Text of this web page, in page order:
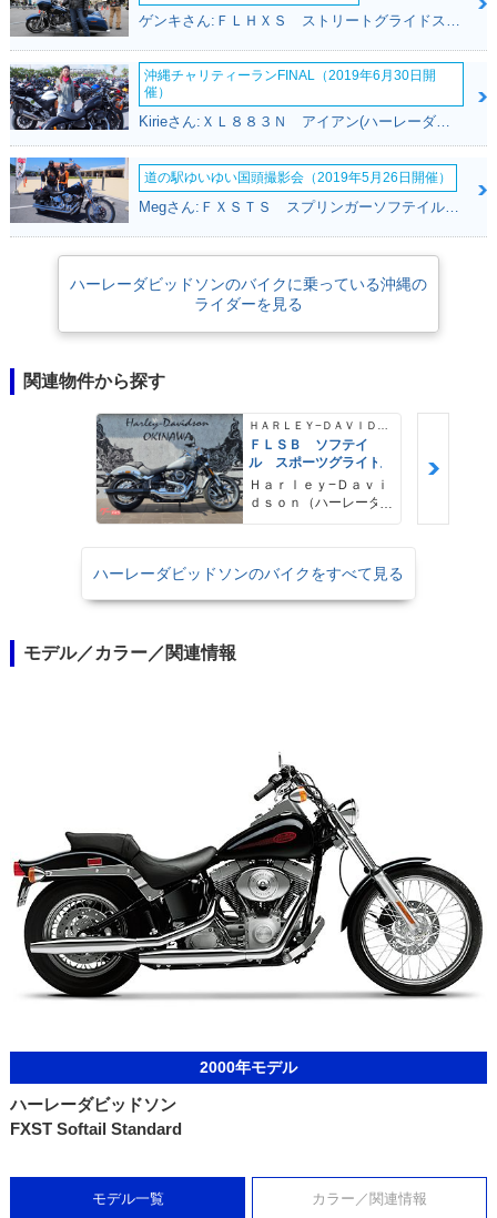
沖縄チャリティーランFINAL（2019年6月30日開
催）
Kirieさん:ＸＬ８８３Ｎ アイアン(ハーレーダビッドソン)
道の駅ゆいゆい国頭撮影会（2019年5月26日開催）
ハーレーダビッドソンのバイクに乗っている沖縄の
ライダーを見る
関連物件から探す
ＦＬＳＢ ソフテイ
ル スポーツグライド
Ｈａｒｌｅｙ−Ｄａｖｉ
ｄｓｏｎ（ハーレーダ
ハーレーダビッドソンのバイクをすべて見る
モデル／カラー／関連情報
2000年モデル
ハーレーダビッドソン
FXST Softail Standard
モデル一覧 カラー／関連情報